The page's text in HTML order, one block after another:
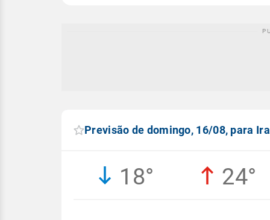
Previsão de domingo, 16/08, para
18° 24°